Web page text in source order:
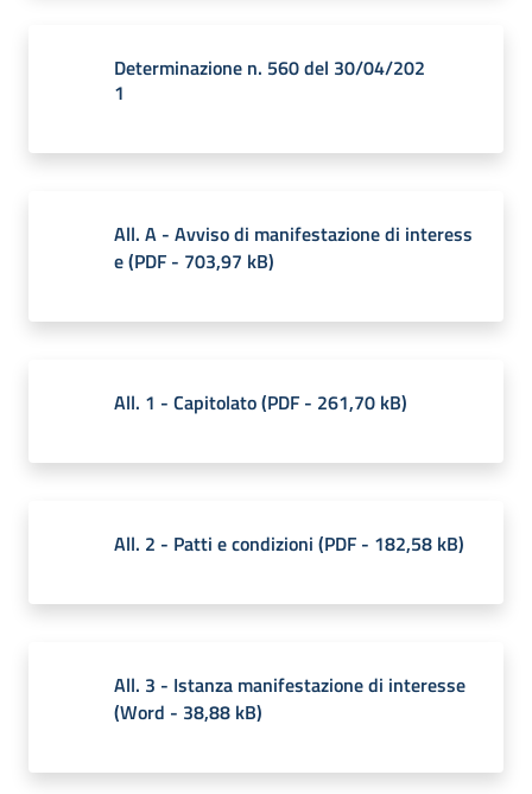
Determinazione n. 560 del 30/04/202
1
All. A - Avviso di manifestazione di interess
e(PDF - 703,97 kB)
All. 1 - Capitolato(PDF - 261,70 kB)
All. 2 - Patti e condizioni (PDF - 182,58 kB)
All. 3 - Istanza manifestazione di interesse
(Word - 38,88 kB)